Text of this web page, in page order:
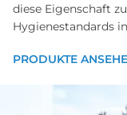
diese Eigenschaft
Hygienestandards
PRODUKTE